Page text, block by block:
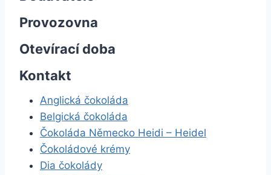
Provozovna
Otevírací doba
Kontakt
Anglická čokoláda
Belgická čokoláda
Čokoláda Německo Heidi – Heidel
Čokoládové krémy
Dia čokolády